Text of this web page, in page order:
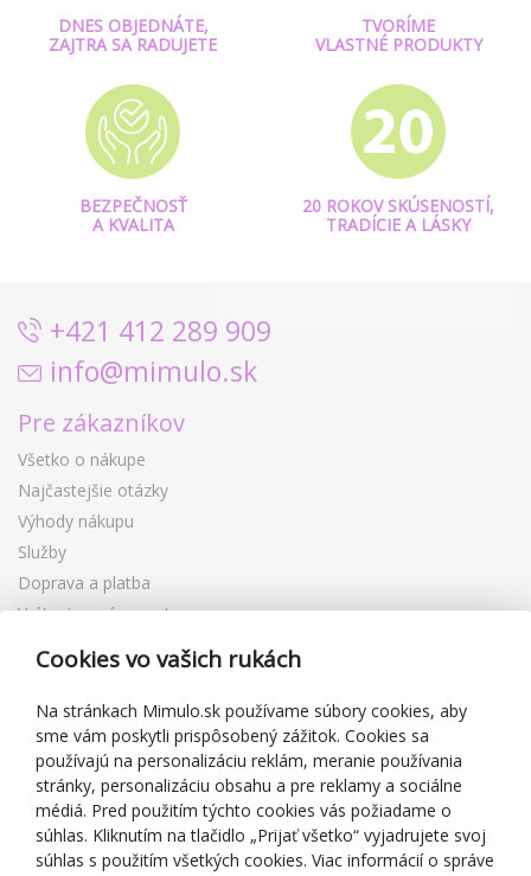
DNES OBJEDNÁTE,
ZAJTRA SA RADUJETE
TVORÍME
VLASTNÉ PRODUKTY
BEZPEČNOSŤ
A KVALITA
20 ROKOV SKÚSENOSTÍ,
TRADÍCIE A LÁSKY
+421 412 289 909
info@mimulo.sk
Pre zákazníkov
Všetko o nákupe
Najčastejšie otázky
Výhody nákupu
Služby
Doprava a platba
Vrátenie a výmena tovaru
Reklamácia
Darčekové poukážky
Zľavové kupóny
Blog
O predajcovi
Mimulo.sk
Obchodné podmienky
Cookies vo vašich rukách
Na stránkach Mimulo.sk používame súbory cookies, aby
sme vám poskytli prispôsobený zážitok. Cookies sa
používajú na personalizáciu reklám, meranie používania
stránky, personalizáciu obsahu a pre reklamy a sociálne
médiá. Pred použitím týchto cookies vás požiadame o
súhlas. Kliknutím na tlačidlo „Prijať všetko“ vyjadrujete svoj
súhlas s použitím všetkých cookies. Viac informácií o správe